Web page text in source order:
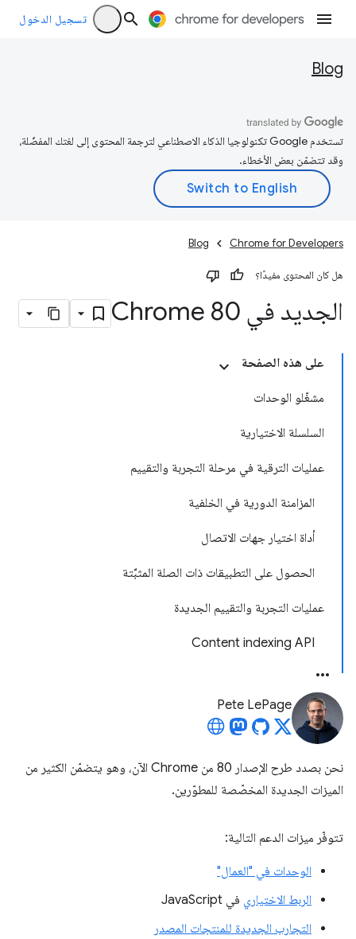
تسجيل الدخول
Blog
تستخدم Google تكنولوجيا الذكاء الاصطناعي لترجمة المحتوى إلى لغتك المفضّلة،
وقد تتضمّن بعض الأخطاء.
Chrome for Developers
Blog
هل كان المحتوى مفيدًا؟
الجديد في Chrome 80
على هذه الصفحة
مشغّلو الوحدات
السلسلة الاختيارية
عمليات الترقية في مرحلة التجربة والتقييم
المزامنة الدورية في الخلفية
أداة اختيار جهات الاتصال
الحصول على التطبيقات ذات الصلة المثبَّتة
عمليات التجربة والتقييم الجديدة
Content indexing API
Pete LePage
نحن بصدد طرح الإصدار 80 من Chrome الآن، وهو يتضمّن الكثير من
الميزات الجديدة المخصّصة للمطوّرين.
تتوفّر ميزات الدعم التالية:
الوحدات في "العمال"
الربط الاختياري في JavaScript
التجارب الجديدة للمنتجات المصدر